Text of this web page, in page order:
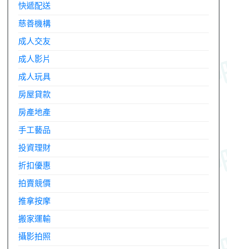
快遞配送
慈善機構
成人交友
成人影片
成人玩具
房屋貸款
房產地產
手工藝品
投資理財
折扣優惠
拍賣競價
推拿按摩
搬家運輸
攝影拍照